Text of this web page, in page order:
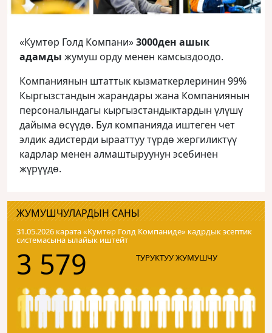
«Кумтөр Голд Компани»3000ден ашык
адамды жумуш орду менен камсыздоодо.
Компаниянын штаттык кызматкерлеринин 99%
Кыргызстандын жарандары жана Компаниянын
персоналындагы кыргызстандыктардын үлүшү
дайыма өсүүдө. Бул компанияда иштеген чет
элдик адистерди ырааттуу түрдө жергиликтүү
кадрлар менен алмаштыруунун эсебинен
жүрүүдө.
ЖУМУШЧУЛАРДЫН САНЫ
31.05.2026 карата «Кумтɵр Голд Компаниде» кадрдык эсептик
системасына ылайык иштейт
3 579 ТУРУКТУУ ЖУМУШЧУ